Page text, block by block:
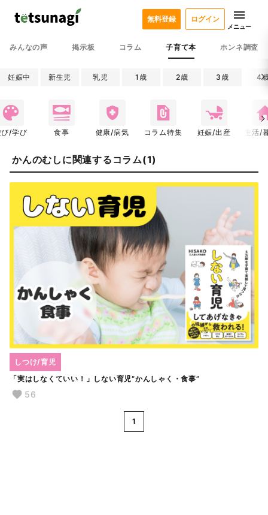
みんなの声 掲示板 コラム 子育て本 ホンネ調査
無料登録 ログイン
メニュー
妊娠中 新生児 乳児 1歳 2歳 3歳 4
び/学び 食事 健康/病気 コラム特集 妊娠/出産 生活/
かんのむしに関連するコラム(1)
「実はしなくていい！」しない育児“かんしゃく・食事”
しつけ/育児
56
1